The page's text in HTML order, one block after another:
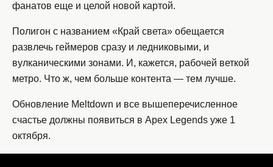
фанатов еще и целой новой картой.
Полигон с названием «Край света» обещается
развлечь геймеров сразу и ледниковыми, и
вулканическими зонами. И, кажется, рабочей веткой
метро. Что ж, чем больше контента — тем лучше.
Обновление Meltdown и все вышеперечисленное
счастье должны появиться в Apex Legends уже 1
октября.